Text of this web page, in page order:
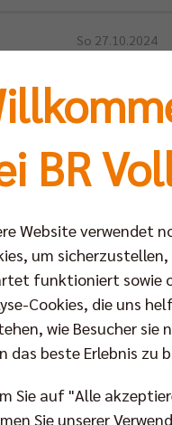
So 27.10.2024
BR
Website verwendet
um sicherzustellen,
funktioniert sowie
Cookies, die uns
wie Besucher sie
das beste Erlebnis zu
Sie auf "Alle
Sie unserer